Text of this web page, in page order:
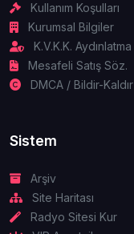
Kullanım Koşulları
Kurumsal Bilgiler
K.V.K.K. Aydınlatma
Mesafeli Satış Söz.
DMCA / Bildir-Kaldır
Sistem
Arşiv
Site Haritası
Radyo Sitesi Kur